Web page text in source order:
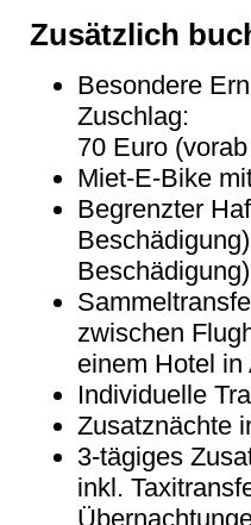
Zusätzlich
Besondere
Zuschlag:
70 Euro
Miet-E-Bike
Begrenzter
Beschädigung)
zwischen
einem Hotel
Individuelle
Zusatznächte
3-tägiges
inkl.